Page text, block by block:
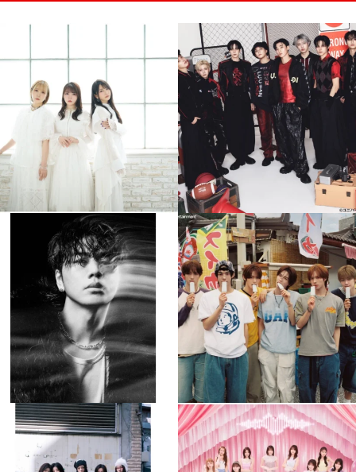
💡8/5(水)特番放送！
...
8月 4
4 0
musicjapantv
💡08/05(水)23:00特番放送！
...
8月 4
4 0
musicjapantv
💡8月特番放送決定！
...
8月 4
608 0
musicjapantv
💡8月特番放送決定！
...
8月 4
6 0
musicjapantv
💡8月特番放送決定！
8月 4
musicjapantv
💡8月特番放送決定！
...
8月 4